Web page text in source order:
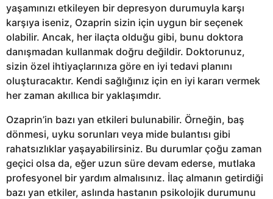
yaşamınızı etkileyen bir depresyon durumuyla karşı
karşıya iseniz, Ozaprin sizin için uygun bir seçenek
olabilir. Ancak, her ilaçta olduğu gibi, bunu doktora
danışmadan kullanmak doğru değildir. Doktorunuz,
sizin özel ihtiyaçlarınıza göre en iyi tedavi planını
oluşturacaktır. Kendi sağlığınız için en iyi kararı vermek
her zaman akıllıca bir yaklaşımdır.
Ozaprin’in bazı yan etkileri bulunabilir. Örneğin, baş
dönmesi, uyku sorunları veya mide bulantısı gibi
rahatsızlıklar yaşayabilirsiniz. Bu durumlar çoğu zaman
geçici olsa da, eğer uzun süre devam ederse, mutlaka
profesyonel bir yardım almalısınız. İlaç almanın getirdiği
bazı yan etkiler, aslında hastanın psikolojik durumunu